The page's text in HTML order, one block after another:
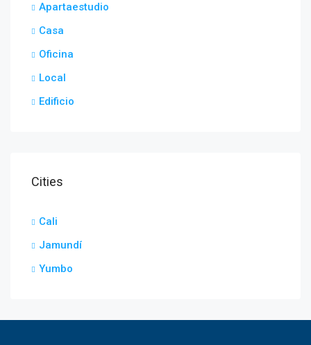
Apartaestudio
Casa
Oficina
Local
Edificio
Cities
Cali
Jamundí
Yumbo